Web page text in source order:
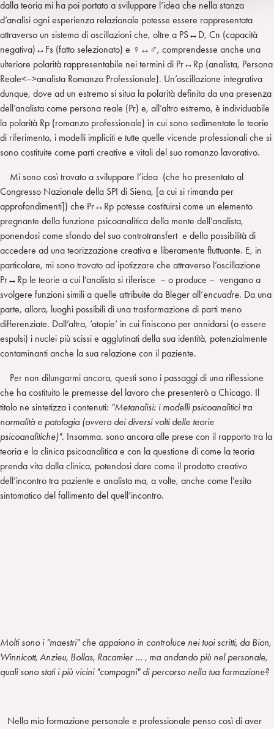
dalla teoria mi ha poi portato a sviluppare l’idea che nella stanza
d’analisi ogni esperienza relazionale potesse essere rappresentata
attraverso un sistema di oscillazioni che, oltre a PS↔D, Cn (capacità
negativa)↔Fs (fatto selezionato) e ♀↔♂, comprendesse anche una
ulteriore polarità rappresentabile nei termini di Pr↔Rp (analista, Persona
Reale<–>analista Romanzo Professionale). Un’oscillazione integrativa
dunque, dove ad un estremo si situa la polarità definita da una presenza
dell’analista come persona reale (Pr) e, all’altro estremo, è individuabile
la polarità Rp (romanzo professionale) in cui sono sedimentate le teorie
di riferimento, i modelli impliciti e tutte quelle vicende professionali che si
sono costituite come parti creative e vitali del suo romanzo lavorativo.
Mi sono così trovato a sviluppare l’idea (che ho presentato al
Congresso Nazionale della SPI di Siena, [a cui si rimanda per
approfondimenti]) che Pr↔Rp potesse costituirsi come un elemento
pregnante della funzione psicoanalitica della mente dell’analista,
ponendosi come sfondo del suo controtransfert e della possibilità di
accedere ad una teorizzazione creativa e liberamente fluttuante. E, in
particolare, mi sono trovato ad ipotizzare che attraverso l’oscillazione
Pr↔Rp le teorie a cui l’analista si riferisce – o produce – vengano a
svolgere funzioni simili a quelle attribuite da Bleger all’encuadre. Da una
parte, allora, luoghi possibili di una trasformazione di parti meno
differenziate. Dall’altra, ‘atopie’ in cui finiscono per annidarsi (o essere
espulsi) i nuclei più scissi e agglutinati della sua identità, potenzialmente
contaminanti anche la sua relazione con il paziente.
Per non dilungarmi ancora, questi sono i passaggi di una riflessione
che ha costituito le premesse del lavoro che presenterò a Chicago. Il
titolo ne sintetizza i contenuti: "Metanalisi: i modelli psicoanalitici tra
normalità e patologia (ovvero dei diversi volti delle teorie
psicoanalitiche)". Insomma. sono ancora alle prese con il rapporto tra la
teoria e la clinica psicoanalitica e con la questione di come la teoria
prenda vita dalla clinica, potendosi dare come il prodotto creativo
dell’incontro tra paziente e analista ma, a volte, anche come l’esito
sintomatico del fallimento del quell’incontro.
Molti sono i "maestri" che appaiono in controluce nei tuoi scritti, da Bion,
Winnicott, Anzieu, Bollas, Racamier … , ma andando più nel personale,
quali sono stati i più vicini "compagni" di percorso nella tua formazione?
Nella mia formazione personale e professionale penso così di aver